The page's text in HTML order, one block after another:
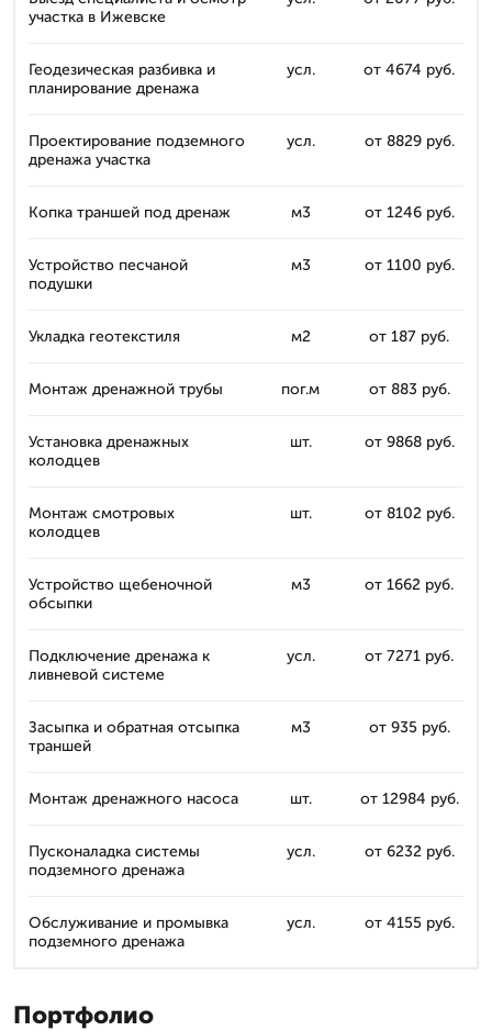
участка в Ижевске
Геодезическая разбивка и
планирование дренажа
усл. от 4674 руб.
Проектирование подземного
дренажа участка
усл. от 8829 руб.
Копка траншей под дренаж м3 от 1246 руб.
Устройство песчаной
подушки
м3 от 1100 руб.
Укладка геотекстиля м2 от 187 руб.
Монтаж дренажной трубы пог.м от 883 руб.
Установка дренажных
колодцев
шт. от 9868 руб.
Монтаж смотровых
колодцев
шт. от 8102 руб.
Устройство щебеночной
обсыпки
м3 от 1662 руб.
Подключение дренажа к
ливневой системе
усл. от 7271 руб.
Засыпка и обратная отсыпка
траншей
м3 от 935 руб.
Монтаж дренажного насоса шт. от 12984 руб.
Пусконаладка системы
подземного дренажа
усл. от 6232 руб.
Обслуживание и промывка
подземного дренажа
усл. от 4155 руб.
Портфолио